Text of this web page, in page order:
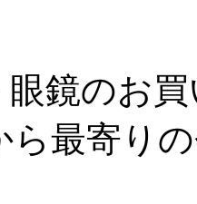
眼鏡のお
ら最寄り